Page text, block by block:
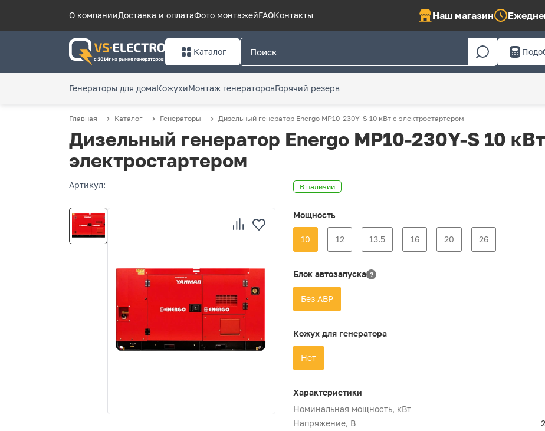
О компанииДоставка и оплатаФото монтажейFAQКонтакты Наш магазин
Каталог
Генераторы для домаКожухиМонтаж генераторовГорячий резерв
Главная Каталог Генераторы Дизельный генератор Energo MP10-230Y-S 10 кВт с электростартером
Дизельный генератор Energo MP10-230Y-S 10
электростартером
Артикул: В наличии
Мощность
10 12 13.5 16 20 26
Блок автозапуска ?
Без АВР
Кожух для генератора
Нет
Характеристики
Номинальная мощность, кВт
Напряжение, В